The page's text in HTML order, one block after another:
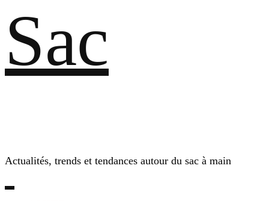
Sac
Actualités, trends et tendances autour du sac à main